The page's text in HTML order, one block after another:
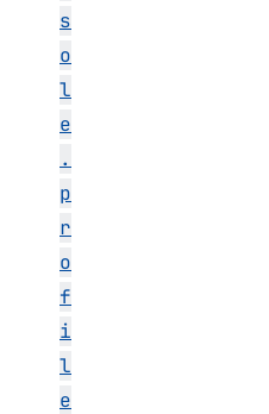
s
o
l
e
.
p
r
o
f
i
l
e